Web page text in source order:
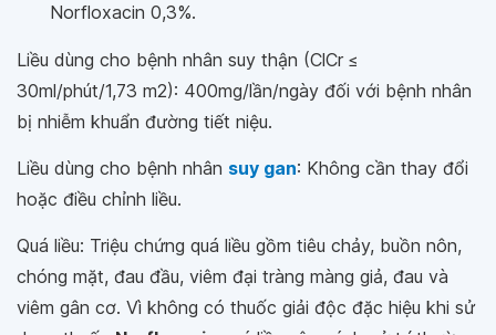
Norfloxacin 0,3%.
Liều dùng cho bệnh nhân suy thận (ClCr ≤
30ml/phút/1,73 m2): 400mg/lần/ngày đối với bệnh nhân
bị nhiễm khuẩn đường tiết niệu.
Liều dùng cho bệnh nhân suy gan: Không cần thay đổi
hoặc điều chỉnh liều.
Quá liều: Triệu chứng quá liều gồm tiêu chảy, buồn nôn,
chóng mặt, đau đầu, viêm đại tràng màng giả, đau và
viêm gân cơ. Vì không có thuốc giải độc đặc hiệu khi sử